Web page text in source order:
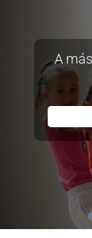
A